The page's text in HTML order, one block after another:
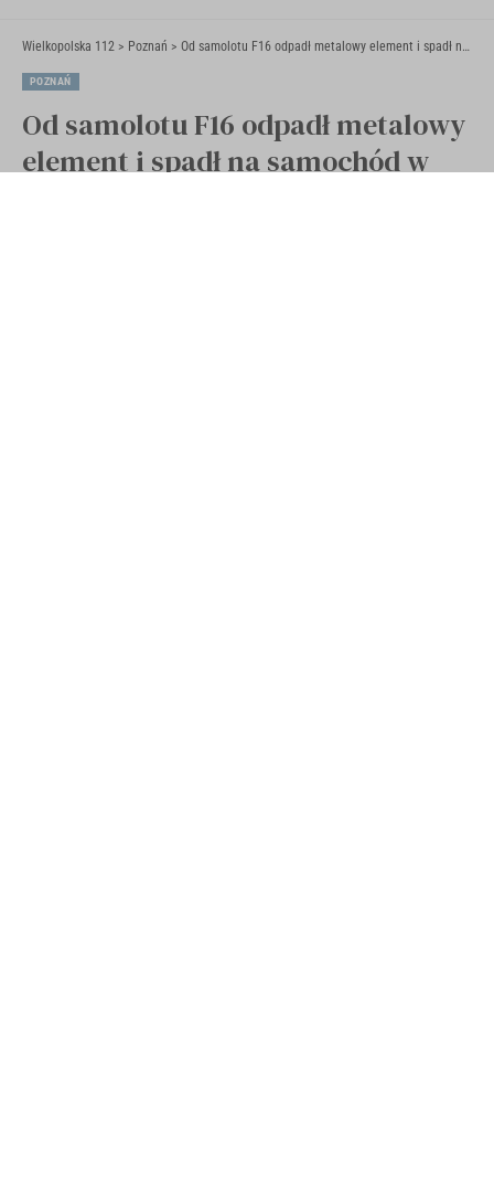
Wielkopolska 112 > Poznań > Od samolotu F16 odpadł metalowy element i spadł na samochód w Luboniu
POZNAŃ
Od samolotu F16 odpadł metalowy
element i spadł na samochód w